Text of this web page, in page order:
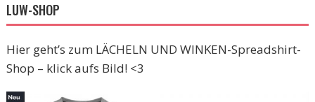
LUW-SHOP
Hier geht’s zum LÄCHELN UND WINKEN-Spreadshirt-
Shop – klick aufs Bild! <3